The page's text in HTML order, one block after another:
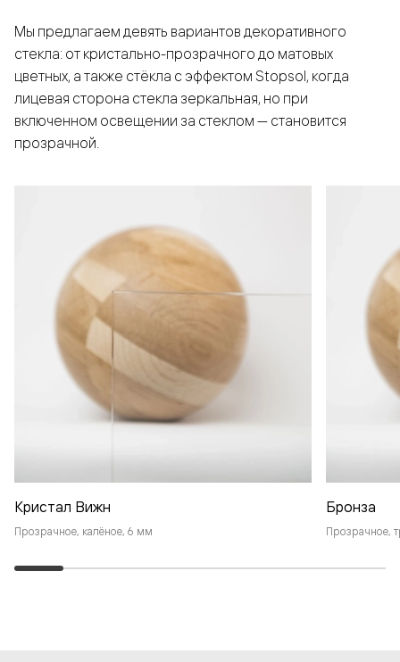
Мы предлагаем девять вариантов декоративного
стекла: от кристально-прозрачного до матовых
цветных, а также стёкла с эффектом Stopsol, когда
лицевая сторона стекла зеркальная, но при
включенном освещении за стеклом — становится
прозрачной.
Кристал Вижн
Прозрачное, калёное, 6 мм
Бронза
Прозрачное,